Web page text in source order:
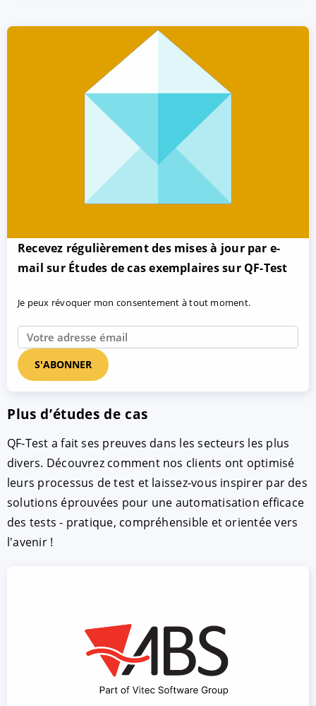
Recevez régulièrement des mises à jour par e-
mail sur Études de cas exemplaires sur QF-Test
Je peux révoquer mon consentement à tout moment.
Plus d’études de cas
QF-Test a fait ses preuves dans les secteurs les plus
divers. Découvrez comment nos clients ont optimisé
leurs processus de test et laissez-vous inspirer par des
solutions éprouvées pour une automatisation efficace
des tests - pratique, compréhensible et orientée vers
l'avenir !